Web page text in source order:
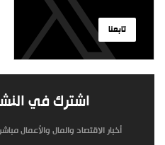
تابعنا
اشترك في
أخبار الاقتصاد والمال والأعمال